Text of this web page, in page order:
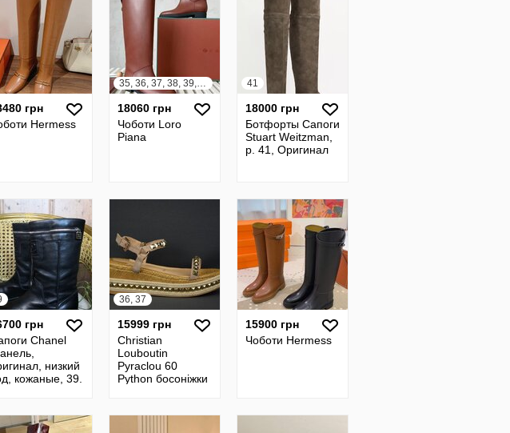
грн
Hermess
35, 36, 37, 38, 39, 40, 41, 42
18060 грн
Чоботи Loro
Piana
41
18000 грн
Ботфорты Сапоги
Stuart Weitzman,
р. 41, Оригинал
грн
Chanel
низкий
кожаные, 39.
36, 37
15999 грн
Christian
Louboutin
Pyraclou 60
Python босоніжки
взуття 36-37 р/23
15900 грн
Чоботи Hermess